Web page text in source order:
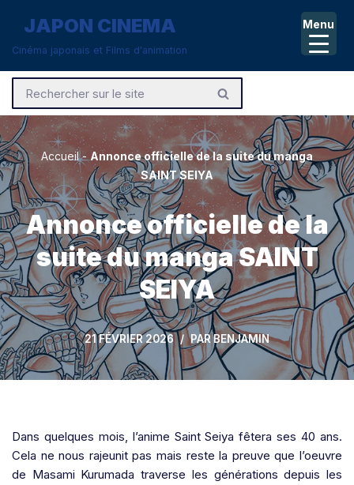
Aller
contenu
JAPON CINEMA
Cinéma japonais et Films d'animation
Accueil- Annonce officielle de la suite du manga
SAINT SEIYA
Annonce officielle de la
suite du manga SAINT
SEIYA
21 FÉVRIER 2026 PARBENJAMIN
Dans quelques mois, l’anime Saint Seiya fêtera ses 40 ans.
Cela ne nous rajeunit pas mais reste la preuve que l’oeuvre
de Masami Kurumada traverse les générations depuis les
Menu